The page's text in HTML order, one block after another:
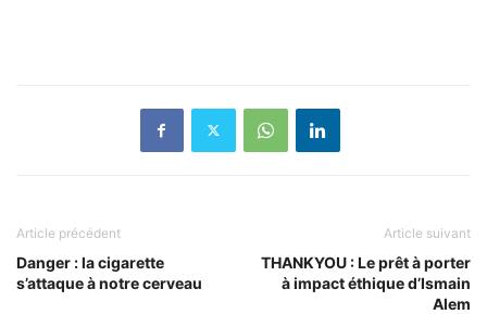
Article précédent
Danger : la cigarette
s’attaque à notre cerveau
Article suivant
THANKYOU : Le prêt à porter
à impact éthique d’Ismain
Alem